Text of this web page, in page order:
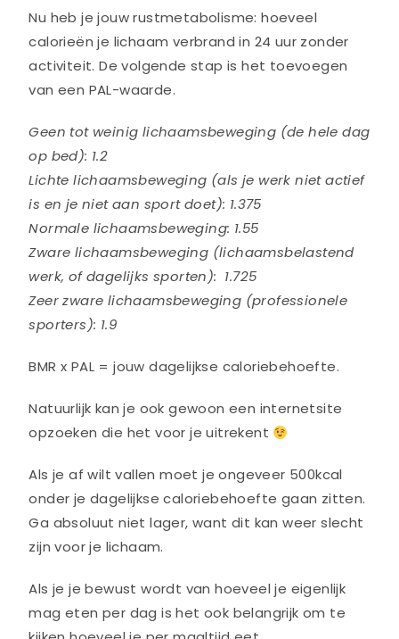
Nu heb je jouw rustmetabolisme: hoeveel
calorieën je lichaam verbrand in 24 uur zonder
activiteit. De volgende stap is het toevoegen
van een PAL-waarde.
Geen tot weinig lichaamsbeweging (de hele dag
op bed): 1.2
Lichte lichaamsbeweging (als je werk niet actief
is en je niet aan sport doet): 1.375
Normale lichaamsbeweging: 1.55
Zware lichaamsbeweging (lichaamsbelastend
werk, of dagelijks sporten): 1.725
Zeer zware lichaamsbeweging (professionele
sporters): 1.9
BMR x PAL = jouw dagelijkse caloriebehoefte.
Natuurlijk kan je ook gewoon een internetsite
opzoeken die het voor je uitrekent
Als je af wilt vallen moet je ongeveer 500kcal
onder je dagelijkse caloriebehoefte gaan zitten.
Ga absoluut niet lager, want dit kan weer slecht
zijn voor je lichaam.
Als je je bewust wordt van hoeveel je eigenlijk
mag eten per dag is het ook belangrijk om te